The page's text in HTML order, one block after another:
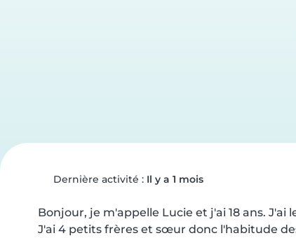
Dernière activité : Il y a 1 mois
Bonjour, je m'appelle Lucie et j'ai 18 ans.
J'ai 4 petits frères et sœur donc l'habitude